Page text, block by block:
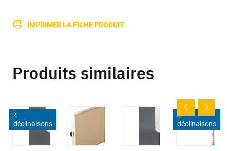
IMPRIMER LA FICHE PRODUIT
Produits similaires
4
déclinaisons
4
déclinaisons